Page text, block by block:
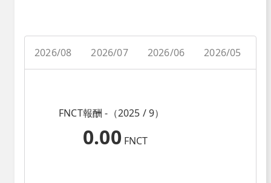
2026/08 2026/07 2026/06 2026/05
FNCT報酬 -（2025 / 9）
0.00 FNCT